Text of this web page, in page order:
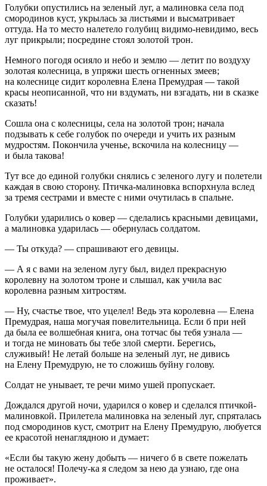
Голубки опустились на зеленый луг, а малиновка села под
смородинов куст, укрылась за листьями и высматривает
оттуда. На то место налетело голубиц видимо-невидимо, весь
луг прикрыли; посредине стоял золотой трон.
Немного погодя осияло и небо и землю — летит по воздуху
золотая колесница, в упряжи шесть огненных змеев;
на колеснице сидит королевна Елена Премудрая — такой
красы неописанной, что ни вздумать, ни взгадать, ни в сказке
сказать!
Сошла она с колесницы, села на золотой трон; начала
подзывать к себе голубок по очереди и учить их разным
мудростям. Покончила ученье, вскочила на колесницу —
и была такова!
Тут все до единой голубки снялись с зеленого лугу и полетели
каждая в свою сторону. Птичка-малиновка вспорхнула вслед
за тремя сестрами и вместе с ними очутилась в спальне.
Голубки ударились о ковер — сделались красными девицами,
а малиновка ударилась — обернулась солдатом.
— Ты откуда? — спрашивают его девицы.
— А я с вами на зеленом лугу был, видел прекрасную
королевну на золотом троне и слышал, как учила вас
королевна разным хитростям.
— Ну, счастье твое, что уцелел! Ведь эта королевна — Елена
Премудрая, наша могучая повелительница. Если б при ней
да была ее волшебная книга, она тотчас бы тебя узнала —
и тогда не миновать бы тебе злой смерти. Берегись,
служивый! Не летай больше на зеленый луг, не дивись
на Елену Премудрую, не то сложишь буйну голову.
Солдат не унывает, те речи мимо ушей пропускает.
Дождался другой ночи, ударился о ковер и сделался птичкой-
малиновкой. Прилетела малиновка на зеленый луг, спряталась
под смородинов куст, смотрит на Елену Премудрую, любуется
ее красотой ненаглядною и думает:
«Если бы такую жену добыть — ничего б в свете пожелать
не осталося! Полечу-ка я следом за нею да узнаю, где она
проживает».